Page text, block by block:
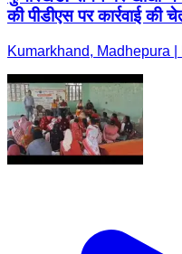
की पीडीएस पर कार्रवाई की
Kumarkhand, Madhepura